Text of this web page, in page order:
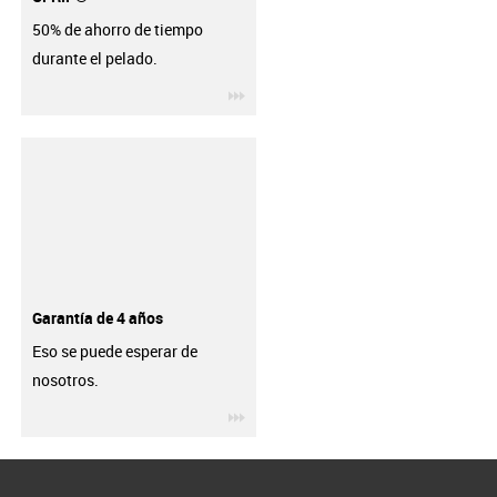
50% de ahorro de tiempo
durante el pelado.
Garantía de 4 años
Eso se puede esperar de
nosotros.